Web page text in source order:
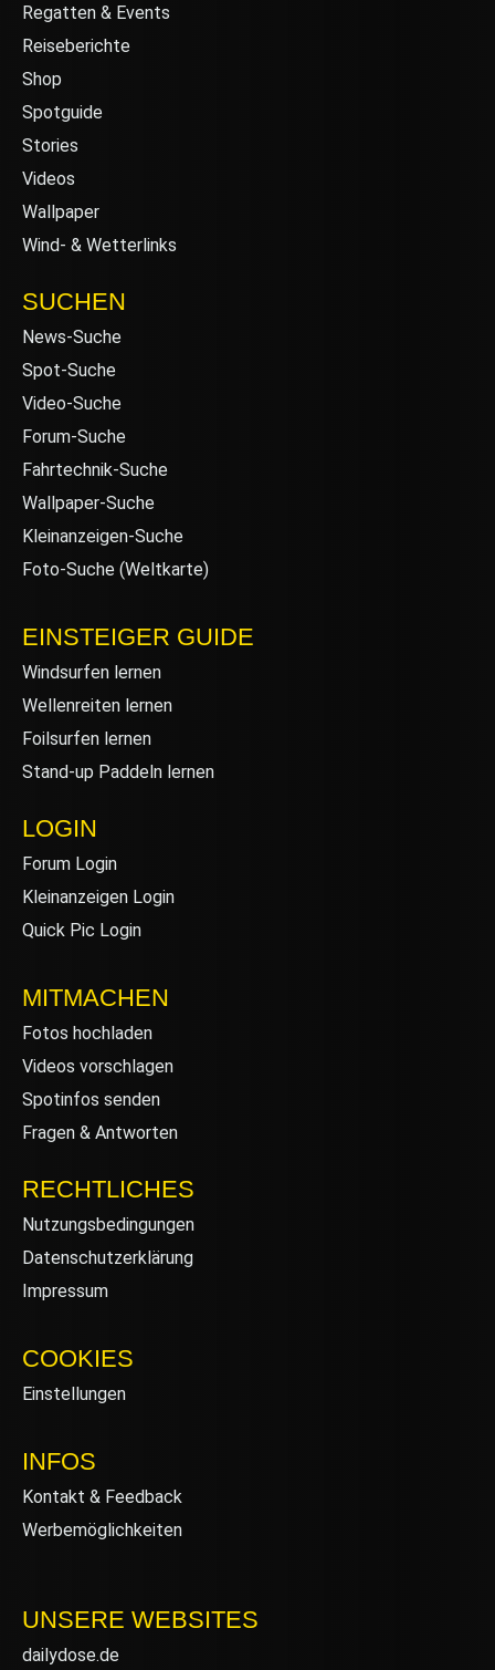
Regatten & Events
Reiseberichte
Shop
Spotguide
Stories
Videos
Wallpaper
Wind- & Wetterlinks
SUCHEN
News-Suche
Spot-Suche
Video-Suche
Forum-Suche
Fahrtechnik-Suche
Wallpaper-Suche
Kleinanzeigen-Suche
Foto-Suche (Weltkarte)
EINSTEIGER GUIDE
Windsurfen lernen
Wellenreiten lernen
Foilsurfen lernen
Stand-up Paddeln lernen
LOGIN
Forum Login
Kleinanzeigen Login
Quick Pic Login
MITMACHEN
Fotos hochladen
Videos vorschlagen
Spotinfos senden
Fragen & Antworten
RECHTLICHES
Nutzungsbedingungen
Datenschutzerklärung
Impressum
COOKIES
Einstellungen
INFOS
Kontakt & Feedback
Werbemöglichkeiten
UNSERE WEBSITES
dailydose.de